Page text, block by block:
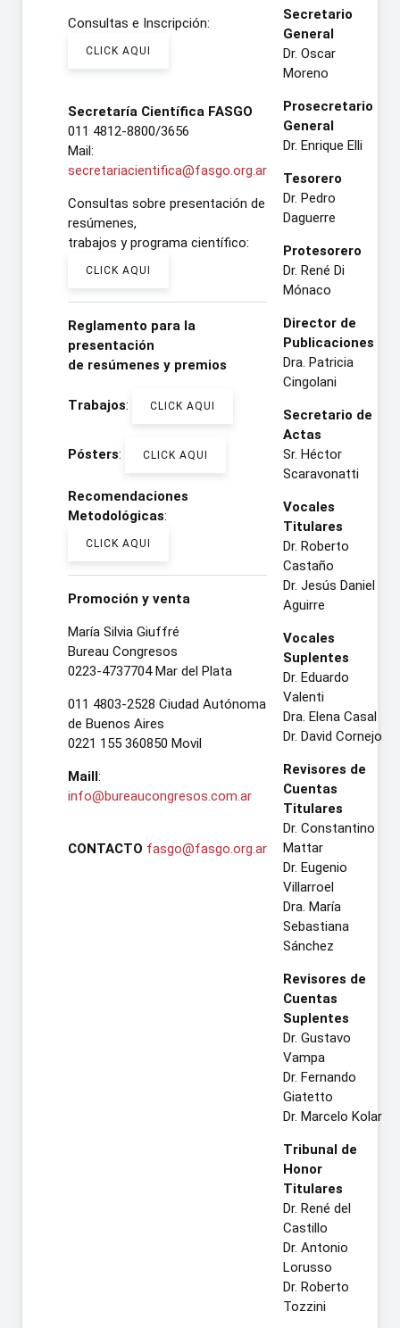
Consultas e Inscripción:
CLICK AQUI
Secretaría Científica FASGO
011 4812-8800/3656
Mail:
secretariacientifica@fasgo.org.ar
Consultas sobre presentación de
resúmenes,
trabajos y programa científico:
CLICK AQUI
Reglamento para la
presentación
de resúmenes y premios
Trabajos: CLICK AQUI
Pósters: CLICK AQUI
Recomendaciones
Metodológicas:
CLICK AQUI
Promoción y venta
María Silvia Giuffré
Bureau Congresos
0223-4737704 Mar del Plata
011 4803-2528 Ciudad Autónoma
de Buenos Aires
0221 155 360850 Movil
Maill:
info@bureaucongresos.com.ar
CONTACTO fasgo@fasgo.org.ar
Secretario
General
Dr. Oscar
Moreno
Prosecretario
General
Dr. Enrique Elli
Tesorero
Dr. Pedro
Daguerre
Protesorero
Dr. René Di
Mónaco
Director de
Publicaciones
Dra. Patricia
Cingolani
Secretario de
Actas
Sr. Héctor
Scaravonatti
Vocales
Titulares
Dr. Roberto
Castaño
Dr. Jesús Daniel
Aguirre
Vocales
Suplentes
Dr. Eduardo
Valenti
Dra. Elena Casal
Dr. David Cornejo
Revisores de
Cuentas
Titulares
Dr. Constantino
Mattar
Dr. Eugenio
Villarroel
Dra. María
Sebastiana
Sánchez
Revisores de
Cuentas
Suplentes
Dr. Gustavo
Vampa
Dr. Fernando
Giatetto
Dr. Marcelo Kolar
Tribunal de
Honor
Titulares
Dr. René del
Castillo
Dr. Antonio
Lorusso
Dr. Roberto
Tozzini